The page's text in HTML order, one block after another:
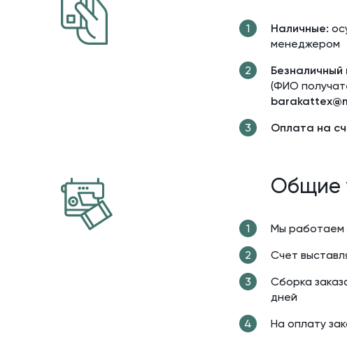
Наличные:
менеджером
Безналичный
(ФИО
Оплата на
Общие
Мы работаем
Cчет
Сборка
дней
На оплату